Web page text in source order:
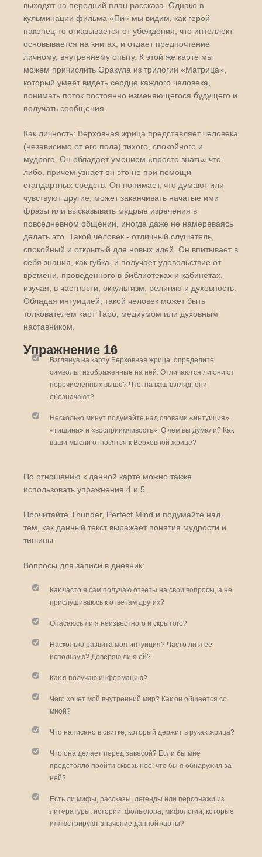
выходят на передний план рассказа. Однако в
кульминации фильма «Пи» мы видим, как герой
наконец-то отказывается от убеждения, что интеллект
основывается на книгах, и отдает предпочтение
личному, внутреннему опыту. К этой же карте мы
можем причислить Оракула из трилогии «Матрица»,
который умеет видеть сердце каждого человека,
понимать поток постоянно изменяющегося будущего и
получать сообщения.
Как личность: Верховная жрица представляет человека
(независимо от его пола) тихого, спокойного и
мудрого. Он обладает умением «просто знать» что-
либо, причем узнает он это не при помощи
стандартных средств. Он понимает, что думают или
чувствуют другие, может заканчивать начатые ими
фразы или высказывать мудрые изречения в
повседневном общении, иногда даже не намереваясь
делать это. Такой человек - отличный слушатель,
спокойный и открытый для новых идей. Он впитывает в
себя знания, как губка, и получает удовольствие от
времени, проведенного в библиотеках и кабинетах,
изучая, в частности, оккультизм, религию и духовность.
Обладая интуицией, такой человек может быть
толкователем карт Таро, медиумом или духовным
наставником.
Упражнение 16
Взглянув на карту Верховная жрица, определите
символы, изображенные на ней. Отличаются ли они от
перечисленных выше? Что, на ваш взгляд, они
обозначают?
Несколько минут подумайте над словами «интуиция»,
«тишина» и «восприимчивость». О чем вы думали? Как
ваши мысли относятся к Верховной жрице?
По отношению к данной карте можно также
использовать упражнения 4 и 5.
Прочитайте Thunder, Perfect Mind и подумайте над
тем, как данный текст выражает понятия мудрости и
тишины.
Вопросы для записи в дневник:
Как часто я сам получаю ответы на свои вопросы, а не
прислушиваюсь к ответам других?
Опасаюсь ли я неизвестного и скрытого?
Насколько развита моя интуиция? Часто ли я ее
использую? Доверяю ли я ей?
Как я получаю информацию?
Чего хочет мой внутренний мир? Как он общается со
мной?
Что написано в свитке, который держит в руках жрица?
Что она делает перед завесой? Если бы мне
предстояло пройти сквозь нее, что бы я обнаружил за
ней?
Есть ли мифы, рассказы, легенды или персонажи из
литературы, истории, фольклора, мифологии, которые
иллюстрируют значение данной карты?